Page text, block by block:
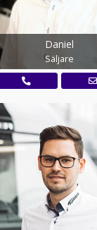
Daniel
Säljare